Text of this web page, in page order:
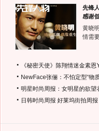
先锋
感谢
黄晓
情需
《秘密天使》陈翔情迷金素恩
NewFace张俪：不怕定型“物
明星时尚周报：女明星的欲望
日韩时尚周报 好莱坞街拍周报